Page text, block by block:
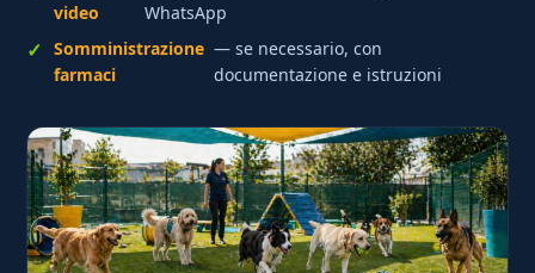
video
WhatsApp
Somministrazione
farmaci
— se necessario, con
documentazione e istruzioni